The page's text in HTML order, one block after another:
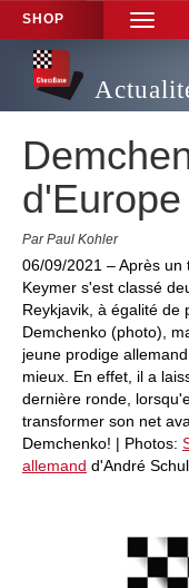
SHOP
TOGGLE
Par Paul Kohler
06/09/2021 – Après
Keymer s'est classé
Reykjavik, à égalité de
Demchenko (photo),
jeune prodige
mieux. En effet, il a
dernière ronde,
transformer son net
Demchenko! | Photos:
allemand d'André